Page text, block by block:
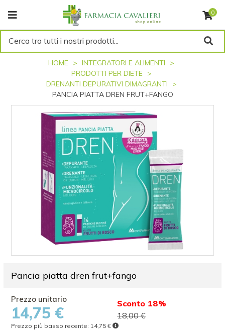
0
Cerca tra tutti i nostri prodotti...
HOME
INTEGRATORI E ALIMENTI
PRODOTTI PER DIETE
DRENANTI DEPURATIVI DIMAGRANTI
PANCIA PIATTA DREN FRUT+FANGO
Pancia piatta dren frut+fango
14,75 €
Sconto 18%
18,00 €
Prezzo più basso recente: 14,75 €